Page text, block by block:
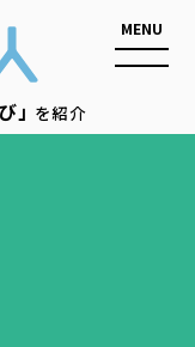
」を紹介